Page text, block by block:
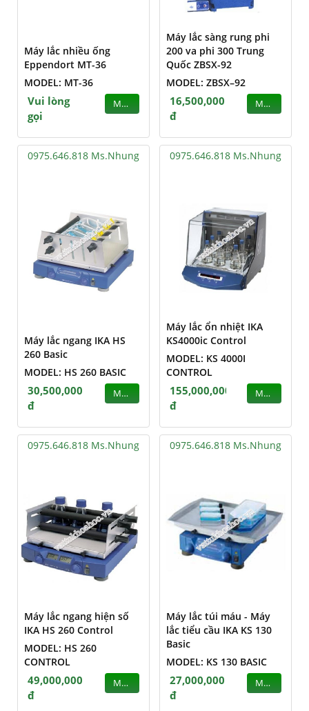
Máy lắc nhiều ống
Eppendort MT-36
MODEL: MT-36
Vui lòng
gọi
MUA
Máy lắc sàng rung phi
200 va phi 300 Trung
Quốc ZBSX-92
MODEL: ZBSX–92
16,500,000
đ
MUA
0975.646.818 Ms.Nhung
Máy lắc ngang IKA HS
260 Basic
MODEL: HS 260 BASIC
30,500,000
đ
MUA
0975.646.818 Ms.Nhung
Máy lắc ổn nhiệt IKA
KS4000ic Control
MODEL: KS 4000I
CONTROL
155,000,000
đ
MUA
0975.646.818 Ms.Nhung
Máy lắc ngang hiện số
IKA HS 260 Control
MODEL: HS 260
CONTROL
49,000,000
đ
MUA
0975.646.818 Ms.Nhung
Máy lắc túi máu - Máy
lắc tiểu cầu IKA KS 130
Basic
MODEL: KS 130 BASIC
27,000,000
đ
MUA